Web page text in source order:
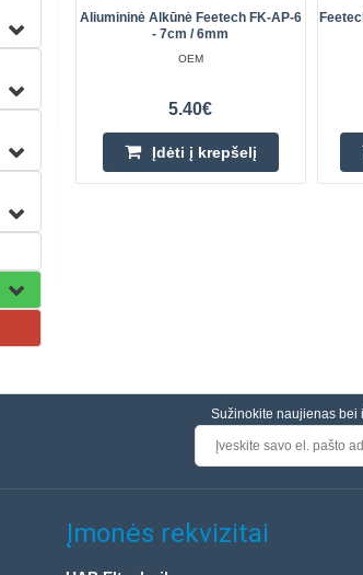
Aliumininė Alkūnė Feetech FK-AP-6
- 7cm / 6mm
OEM
5.40€
Įdėti į krepšelį
Sužinokite naujienas bei
Įmonės rekvizitai